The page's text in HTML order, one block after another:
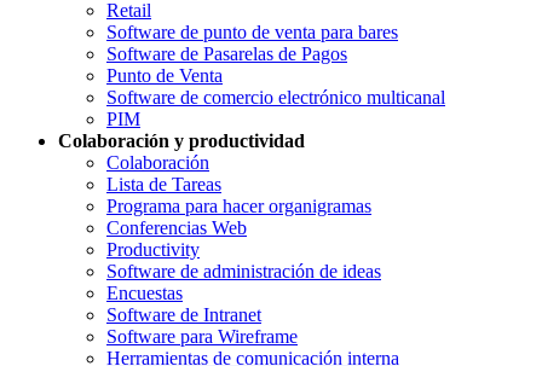
Retail
Software de punto de venta para bares
Software de Pasarelas de Pagos
Punto de Venta
Software de comercio electrónico multicanal
PIM
Colaboración y productividad
Colaboración
Lista de Tareas
Programa para hacer organigramas
Conferencias Web
Productivity
Software de administración de ideas
Encuestas
Software de Intranet
Software para Wireframe
Herramientas de comunicación interna